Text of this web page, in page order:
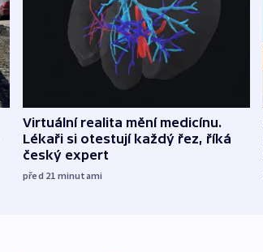
Virtuální realita mění medicínu.
Lékaři si otestují každý řez, říká
český expert
před 21 minutami